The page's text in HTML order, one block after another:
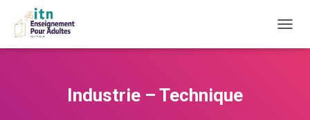
LA
Industrie – Technique